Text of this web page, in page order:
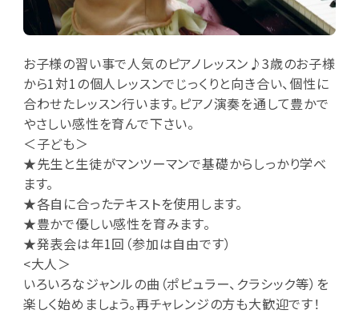
お子様の習い事で人気のピアノレッスン♪3歳のお子様
から1対1の個人レッスンでじっくりと向き合い、個性に
合わせたレッスン行います。ピアノ演奏を通して豊かで
やさしい感性を育んで下さい。
＜子ども＞
★先生と生徒がマンツーマンで基礎からしっかり学べ
ます。
★各自に合ったテキストを使用します。
★豊かで優しい感性を育みます。
★発表会は年1回（参加は自由です）
<大人＞
いろいろなジャンルの曲（ポピュラー、クラシック等）を
楽しく始めましょう。再チャレンジの方も大歓迎です！